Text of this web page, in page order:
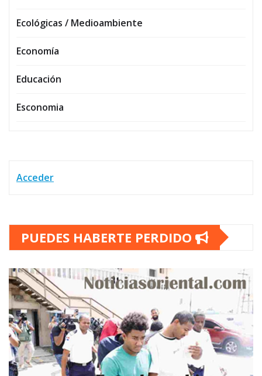
Ecológicas / Medioambiente
Economía
Educación
Esconomia
Acceder
PUEDES HABERTE PERDIDO